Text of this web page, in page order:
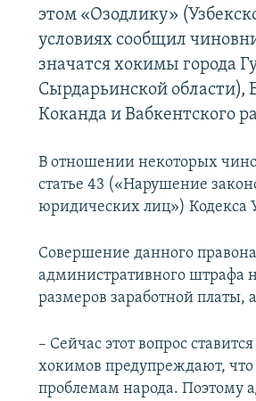
этом «Озодлику»
условиях сообщил
значатся хокимы города
Сырдарьинской области),
Коканда и Вабкентского
В отношении некоторых
статье 43 («Нарушение
юридических лиц») Кодекса
Совершение данного
административного штрафа
размеров заработной
– Сейчас этот вопрос
хокимов предупреждают, что
проблемам народа. Поэтому